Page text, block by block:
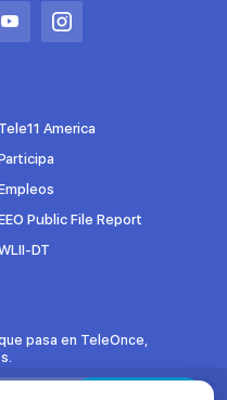
Abrir
pestaña
Abrir
pestaña
Tele11 America
Public File Report
DT
pasa en TeleOnce,